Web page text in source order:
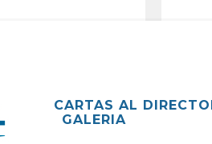
CARTAS AL
GALERIA